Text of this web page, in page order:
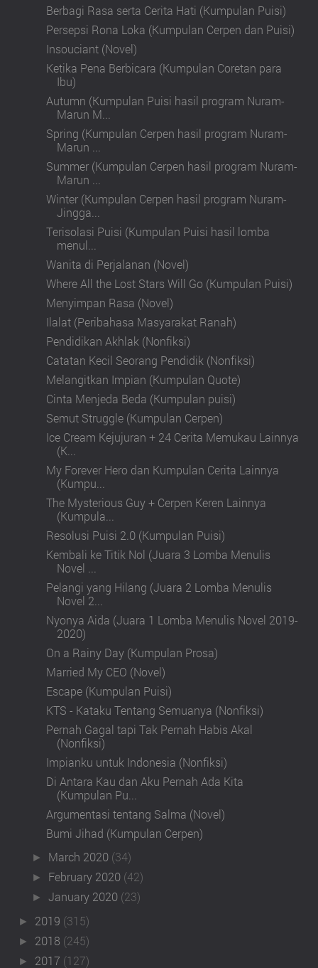
Berbagi Rasa serta Cerita Hati (Kumpulan Puisi)
Persepsi Rona Loka (Kumpulan Cerpen dan Puisi)
Insouciant (Novel)
Ketika Pena Berbicara (Kumpulan Coretan para
Ibu)
Autumn (Kumpulan Puisi hasil program Nuram-
Marun M...
Spring (Kumpulan Cerpen hasil program Nuram-
Marun ...
Summer (Kumpulan Cerpen hasil program Nuram-
Marun ...
Winter (Kumpulan Cerpen hasil program Nuram-
Jingga...
Terisolasi Puisi (Kumpulan Puisi hasil lomba
menul...
Wanita di Perjalanan (Novel)
Where All the Lost Stars Will Go (Kumpulan Puisi)
Menyimpan Rasa (Novel)
Ilalat (Peribahasa Masyarakat Ranah)
Pendidikan Akhlak (Nonfiksi)
Catatan Kecil Seorang Pendidik (Nonfiksi)
Melangitkan Impian (Kumpulan Quote)
Cinta Menjeda Beda (Kumpulan puisi)
Semut Struggle (Kumpulan Cerpen)
Ice Cream Kejujuran + 24 Cerita Memukau Lainnya
(K...
My Forever Hero dan Kumpulan Cerita Lainnya
(Kumpu...
The Mysterious Guy + Cerpen Keren Lainnya
(Kumpula...
Resolusi Puisi 2.0 (Kumpulan Puisi)
Kembali ke Titik Nol (Juara 3 Lomba Menulis
Novel ...
Pelangi yang Hilang (Juara 2 Lomba Menulis
Novel 2...
Nyonya Aida (Juara 1 Lomba Menulis Novel 2019-
2020)
On a Rainy Day (Kumpulan Prosa)
Married My CEO (Novel)
Escape (Kumpulan Puisi)
KTS - Kataku Tentang Semuanya (Nonfiksi)
Pernah Gagal tapi Tak Pernah Habis Akal
(Nonfiksi)
Impianku untuk Indonesia (Nonfiksi)
Di Antara Kau dan Aku Pernah Ada Kita
(Kumpulan Pu...
Argumentasi tentang Salma (Novel)
Bumi Jihad (Kumpulan Cerpen)
► March 2020 (34)
► February 2020 (42)
►January 2020 (23)
► 2019 (315)
► 2018 (245)
► 2017 (127)